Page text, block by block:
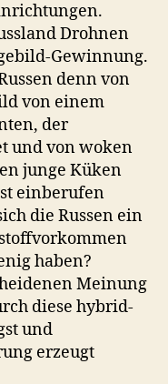
Drohnen
Gewinnung.
denn von
von einem
der
und von woken
junge Küken
einberufen
die Russen ein
haben?
Meinung
diese hybrid-
und
erzeugt